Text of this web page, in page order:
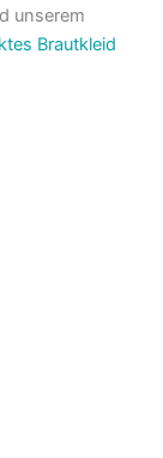
unserem
Brautkleid